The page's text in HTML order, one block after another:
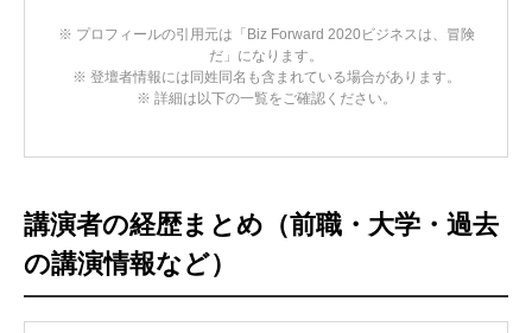
※ プロフィールの引用元は「Biz Forward 2020ビジネスは、冒険
だ」になります。
※ 登壇者情報には同姓同名も含まれている場合があります。
※ 詳細は以下の一覧をご確認ください。
講演者の経歴まとめ（前職・大学・過去
の講演情報など）